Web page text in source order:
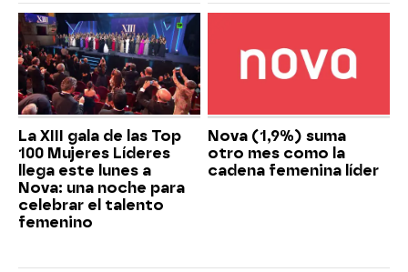
La XIII gala de las Top
100 Mujeres Líderes
llega este lunes a
Nova: una noche para
celebrar el talento
femenino
Nova (1,9%) suma
otro mes como la
cadena femenina líder